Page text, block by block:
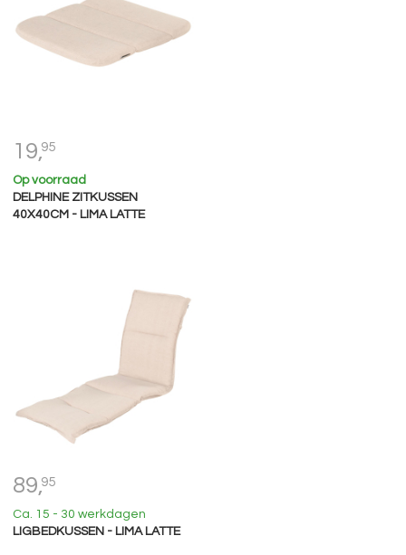
19,95
Op voorraad
DELPHINE ZITKUSSEN
40X40CM - LIMA LATTE
89,95
Ca. 15 - 30 werkdagen
LIGBEDKUSSEN - LIMA LATTE